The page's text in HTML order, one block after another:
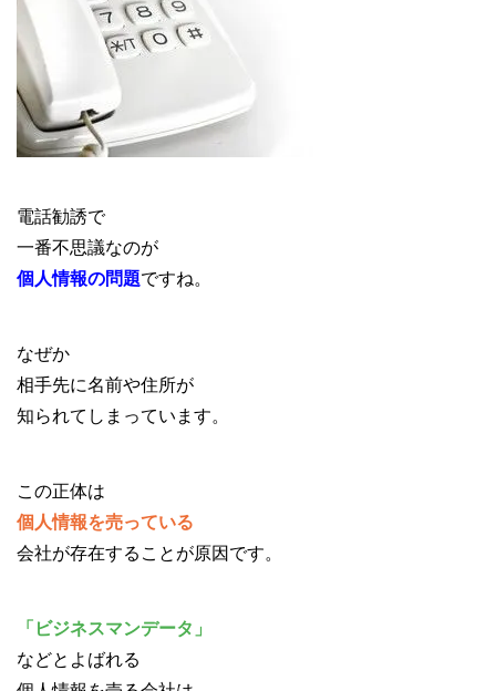
電話勧誘で
一番不思議なのが
個人情報の問題ですね。
なぜか
相手先に名前や住所が
知られてしまっています。
この正体は
個人情報を売っている
会社が存在することが原因です。
「ビジネスマンデータ」
などとよばれる